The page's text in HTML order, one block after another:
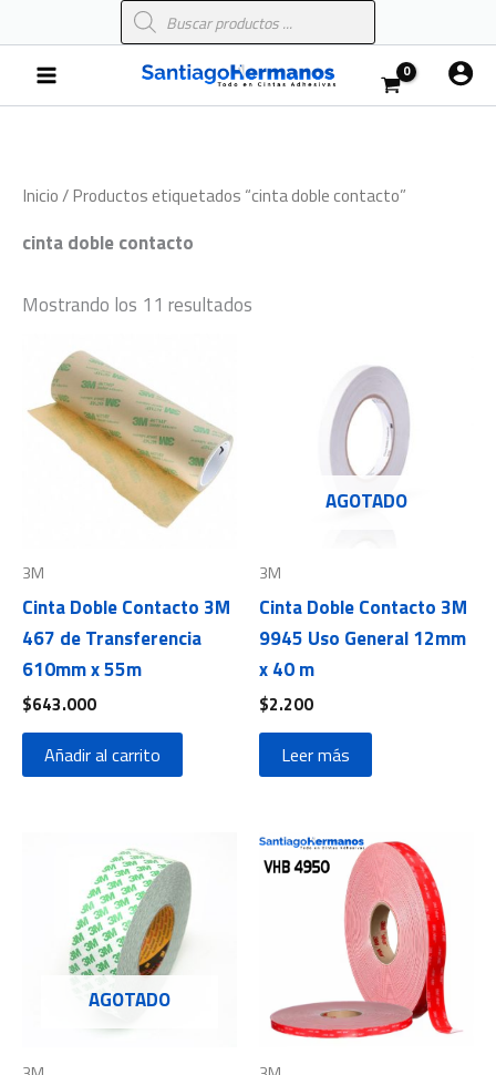
al
contenido
Búsqueda
de
Main
Menu
Inicio/ Productos etiquetados “cinta doble contacto”
cinta doble contacto
Mostrando los 11 resultados
3M
Cinta Doble Contacto 3M
467 de Transferencia
610mm x 55m
$643.000
Añadir al carrito
AGOTADO
3M
Cinta Doble Contacto 3M
9945 Uso General 12mm
x 40 m
$2.200
Leer más
AGOTADO